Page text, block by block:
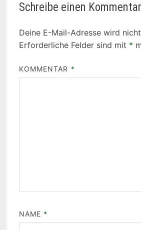
Schreibe einen Kommentar
Deine E-Mail-Adresse wird
Erforderliche Felder sind mit *
KOMMENTAR *
NAME *